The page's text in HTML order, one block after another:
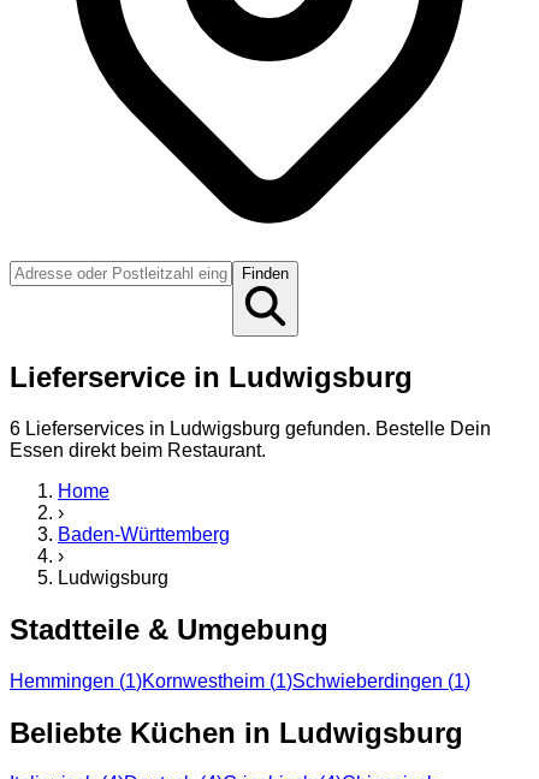
Finden
Lieferservice in Ludwigsburg
6 Lieferservices in Ludwigsburg gefunden. Bestelle Dein
Essen direkt beim Restaurant.
Home
›
Baden-Württemberg
›
Ludwigsburg
Stadtteile & Umgebung
Hemmingen (1)Kornwestheim (1)Schwieberdingen (1)
Beliebte Küchen in Ludwigsburg